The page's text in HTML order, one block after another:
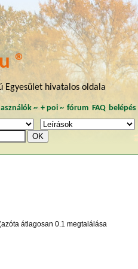
®
Egyesület hivatalos oldala
~ + poi~ fórum FAQ belépés
átlagosan 0.1 megtalálása